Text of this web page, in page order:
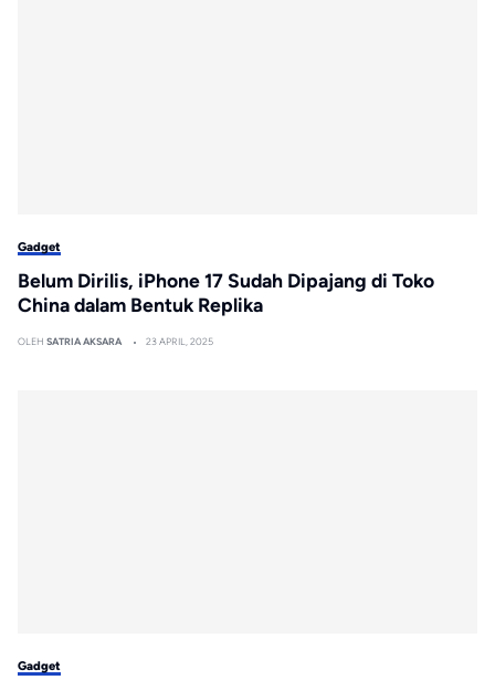
Gadget
Belum Dirilis, iPhone 17 Sudah Dipajang di Toko
China dalam Bentuk Replika
OLEH SATRIA AKSARA 23 APRIL, 2025
Gadget